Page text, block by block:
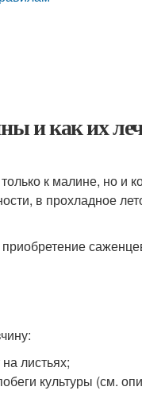
и как их
к малине, но и
в прохладное
листьях;
культуры (см.